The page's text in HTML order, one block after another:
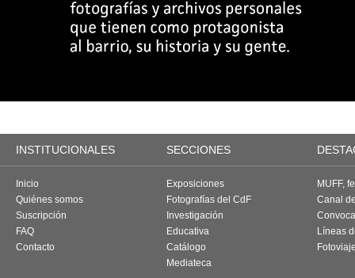
INSTITUCIONALES SECCIONES
Inicio
Quiénes somos
Suscripción
FAQ
Contacto
Exposiciones
Fotografías del CdF
Investigación
Educativa
Catálogo
Mediateca
MUFF,
Canal
Líneas